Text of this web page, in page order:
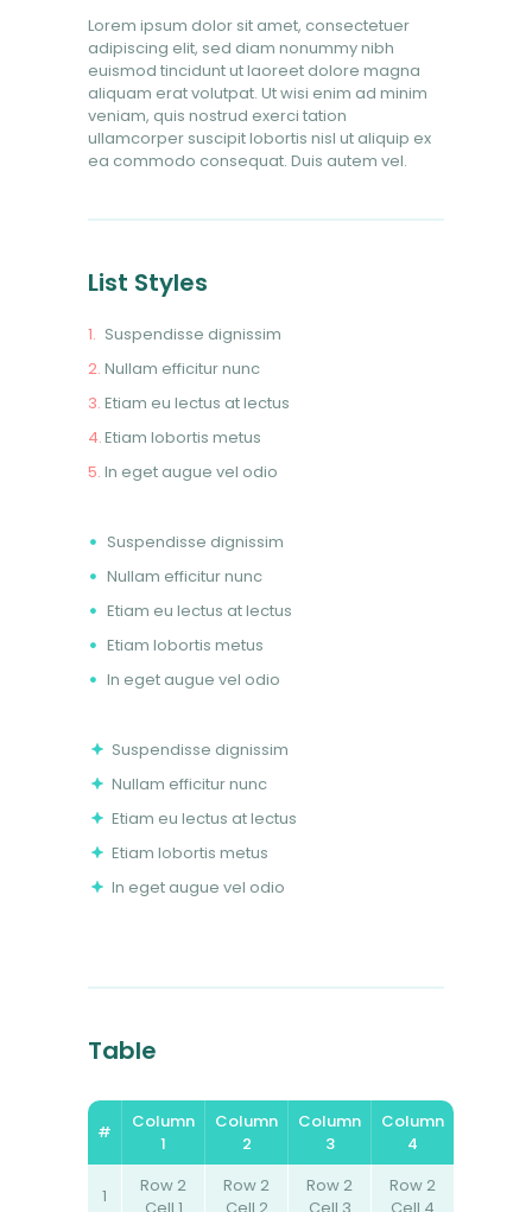
Lorem ipsum dolor sit amet, consectetuer
adipiscing elit, sed diam nonummy nibh
euismod tincidunt ut laoreet dolore magna
aliquam erat volutpat. Ut wisi enim ad minim
veniam, quis nostrud exerci tation
ullamcorper suscipit lobortis nisl ut aliquip ex
ea commodo consequat. Duis autem vel.
List Styles
Suspendisse dignissim
Nullam efficitur nunc
Etiam eu lectus at lectus
Etiam lobortis metus
In eget augue vel odio
Suspendisse dignissim
Nullam efficitur nunc
Etiam eu lectus at lectus
Etiam lobortis metus
In eget augue vel odio
Suspendisse dignissim
Nullam efficitur nunc
Etiam eu lectus at lectus
Etiam lobortis metus
In eget augue vel odio
Table
#
Column
1
Column
2
Column
3
Column
4
1
Row 2
Cell 1
Row 2
Cell 2
Row 2
Cell 3
Row 2
Cell 4